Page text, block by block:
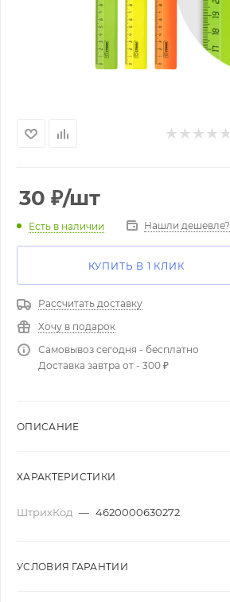
30 ₽/шт
Есть в наличии Нашли дешевле?
КУПИТЬ В 1 КЛИК
Рассчитать доставку
Хочу в подарок
Самовывоз сегодня - бесплатно
Доставка завтра от - 300 ₽
ОПИСАНИЕ
ХАРАКТЕРИСТИКИ
ШтрихКод — 4620000630272
УСЛОВИЯ ГАРАНТИИ